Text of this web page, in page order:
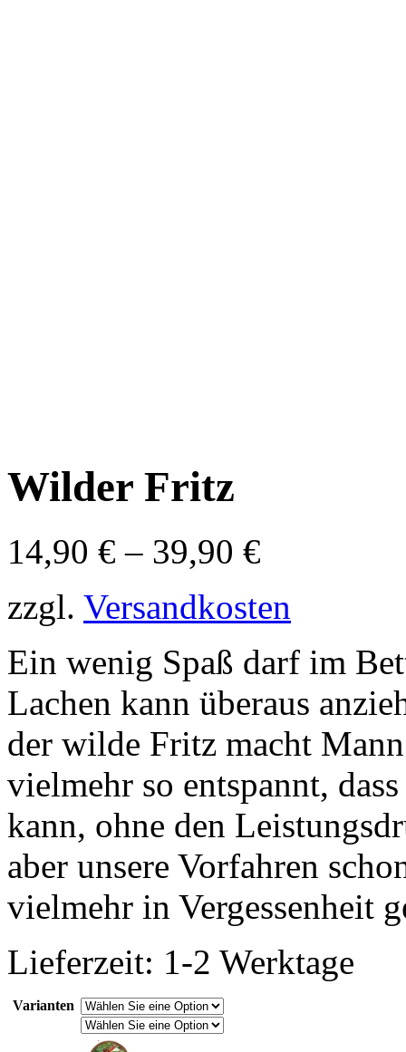
Wilder Fritz
14,90 € – 39,90 €
zzgl. Versandkosten
Ein wenig Spaß darf im
Lachen kann überaus
der wilde Fritz macht
vielmehr so entspannt,
kann, ohne den
aber unsere Vorfahren
vielmehr in Vergessenheit
Lieferzeit: 1-2 Werktage
Varianten